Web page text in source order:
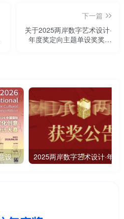
下一篇
关于2025两岸数字艺术设计·
年度奖定向主题单设奖奖品
2026中国国际汉字文化创意设计大赛-征 稿 启 事